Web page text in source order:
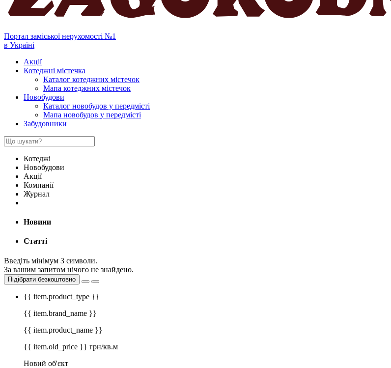
Портал заміської нерухомості №1
в Україні
Акції
Котеджні містечка
Каталог котеджних містечок
Мапа котеджних містечок
Новобудови
Каталог новобудов у передмісті
Мапа новобудов у передмісті
Забудовники
Котеджі
Новобудови
Акції
Компанії
Журнал
Новини
Статті
Введіть мінімум 3 символи.
За вашим запитом нічого не знайдено.
Підібрати безкоштовно
{{ item.product_type }}
{{ item.brand_name }}
{{ item.product_name }}
{{ item.old_price }} грн/кв.м
Новий об'єкт